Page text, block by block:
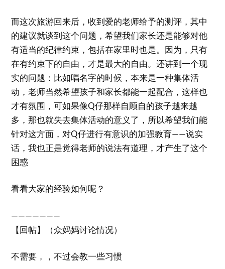
而这次旅游回来后，收到爱的老师给予的测评，其中
的建议就谈到这个问题，希望我们家长还是能够对他
有适当的纪律约束，包括在家里时也是。因为，只有
在有约束下的自由，才是最大的自由。还讲到一个现
实的问题：比如唱名字的时候，本来是一种集体活
动，老师当然希望孩子和家长都能一起配合，这样也
才有氛围，可如果像Q仔那样自顾自的孩子越来越
多，那也就失去集体活动的意义了，所以希望我们能
针对这方面，对Q仔进行有意识的加强教育——说实
话，我也正是觉得老师的说法有道理，才产生了这个
困惑
看看大家的经验如何呢？
———————
【回帖】（众妈妈讨论情况）
不需要，，不过会教一些习惯